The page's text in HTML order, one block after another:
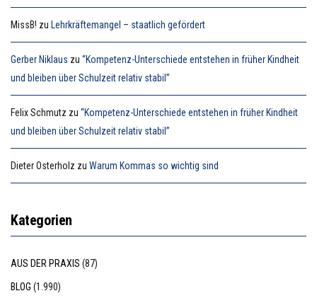
MissB! zu Lehrkräftemangel – staatlich gefördert
Gerber Niklaus zu “Kompetenz-Unterschiede entstehen in früher Kindheit
und bleiben über Schulzeit relativ stabil”
Felix Schmutz zu “Kompetenz-Unterschiede entstehen in früher Kindheit
und bleiben über Schulzeit relativ stabil”
Dieter Osterholz zu Warum Kommas so wichtig sind
Kategorien
AUS DER PRAXIS (87)
BLOG (1.990)